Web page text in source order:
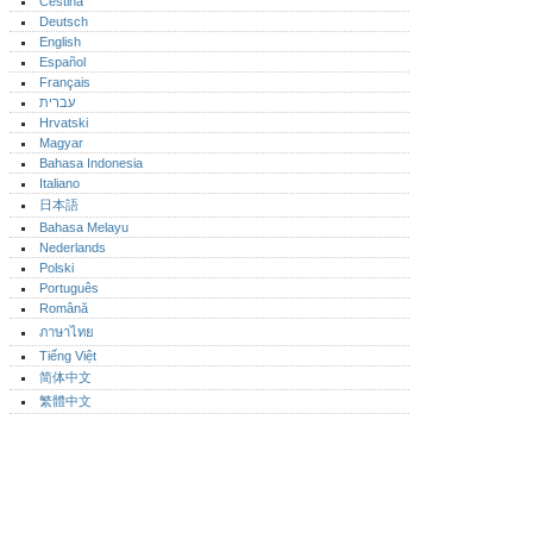
Deutsch
English
Español
Français
עברית
Hrvatski
Magyar
Bahasa Indonesia
Italiano
日本語
Bahasa Melayu
Nederlands
Polski
Português‎
Română
ภาษาไทย
Tiếng Việt
简体中文
繁體中文